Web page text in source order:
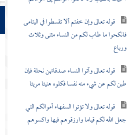
قوله تعالى وإن خفتم ألا تقسطوا في اليتامى
فانكحوا ما طاب لكم من النساء مثنى وثلاث
ورباع
قوله تعالى وآتوا النساء صدقاتهن نحلة فإن
طبن لكم عن شيء منه نفسا فكلوه هنيئا مريئا
قوله تعالى ولا تؤتوا السفهاء أموالكم التي
جعل الله لكم قياما وارزقوهم فيها واكسوهم